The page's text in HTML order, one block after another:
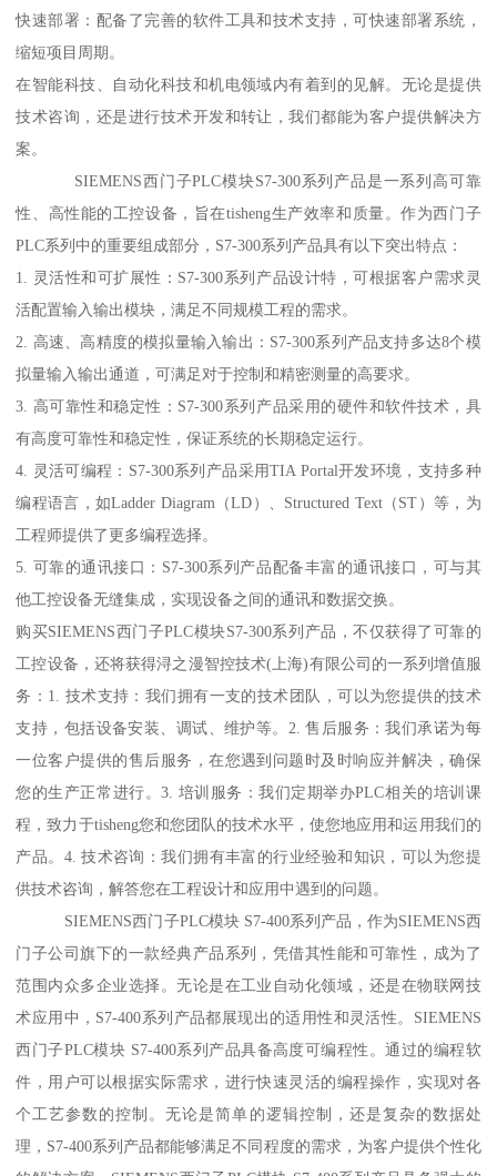
快速部署：配备了完善的软件工具和技术支持，可快速部署系统，
缩短项目周期。
在智能科技、自动化科技和机电领域内有着到的见解。无论是提供
技术咨询，还是进行技术开发和转让，我们都能为客户提供解决方
案。
SIEMENS西门子PLC模块S7-300系列产品是一系列高可靠
性、高性能的工控设备，旨在tisheng生产效率和质量。作为西门子
PLC系列中的重要组成部分，S7-300系列产品具有以下突出特点：
1. 灵活性和可扩展性：S7-300系列产品设计特，可根据客户需求灵
活配置输入输出模块，满足不同规模工程的需求。
2. 高速、高精度的模拟量输入输出：S7-300系列产品支持多达8个模
拟量输入输出通道，可满足对于控制和精密测量的高要求。
3. 高可靠性和稳定性：S7-300系列产品采用的硬件和软件技术，具
有高度可靠性和稳定性，保证系统的长期稳定运行。
4. 灵活可编程：S7-300系列产品采用TIA Portal开发环境，支持多种
编程语言，如Ladder Diagram（LD）、Structured Text（ST）等，为
工程师提供了更多编程选择。
5. 可靠的通讯接口：S7-300系列产品配备丰富的通讯接口，可与其
他工控设备无缝集成，实现设备之间的通讯和数据交换。
购买SIEMENS西门子PLC模块S7-300系列产品，不仅获得了可靠的
工控设备，还将获得浔之漫智控技术(上海)有限公司的一系列增值服
务：1. 技术支持：我们拥有一支的技术团队，可以为您提供的技术
支持，包括设备安装、调试、维护等。2. 售后服务：我们承诺为每
一位客户提供的售后服务，在您遇到问题时及时响应并解决，确保
您的生产正常进行。3. 培训服务：我们定期举办PLC相关的培训课
程，致力于tisheng您和您团队的技术水平，使您地应用和运用我们的
产品。4. 技术咨询：我们拥有丰富的行业经验和知识，可以为您提
供技术咨询，解答您在工程设计和应用中遇到的问题。
SIEMENS西门子PLC模块 S7-400系列产品，作为SIEMENS西
门子公司旗下的一款经典产品系列，凭借其性能和可靠性，成为了
范围内众多企业选择。无论是在工业自动化领域，还是在物联网技
术应用中，S7-400系列产品都展现出的适用性和灵活性。SIEMENS
西门子PLC模块 S7-400系列产品具备高度可编程性。通过的编程软
件，用户可以根据实际需求，进行快速灵活的编程操作，实现对各
个工艺参数的控制。无论是简单的逻辑控制，还是复杂的数据处
理，S7-400系列产品都能够满足不同程度的需求，为客户提供个性化